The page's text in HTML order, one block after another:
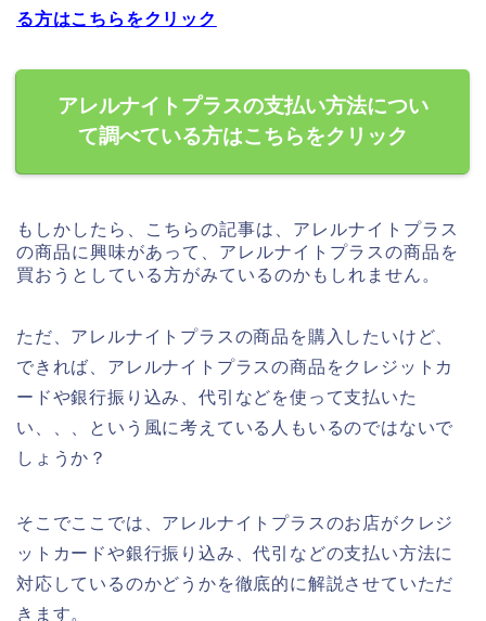
る方はこちらをクリック
アレルナイトプラスの支払い方法につい
て調べている方はこちらをクリック
もしかしたら、こちらの記事は、アレルナイトプラス
の商品に興味があって、アレルナイトプラスの商品を
買おうとしている方がみているのかもしれません。
ただ、アレルナイトプラスの商品を購入したいけど、
できれば、アレルナイトプラスの商品をクレジットカ
ードや銀行振り込み、代引などを使って支払いた
い、、、という風に考えている人もいるのではないで
しょうか？
そこでここでは、アレルナイトプラスのお店がクレジ
ットカードや銀行振り込み、代引などの支払い方法に
対応しているのかどうかを徹底的に解説させていただ
きます。